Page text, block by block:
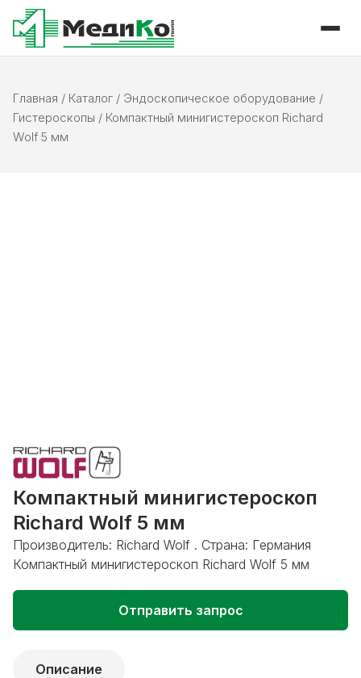
Главная / Каталог / Эндоскопическое оборудование /
Гистероскопы / Компактный минигистероскоп Richard
Wolf 5 мм
Компактный минигистероскоп
Richard Wolf 5 мм
Производитель: Richard Wolf . Страна: Германия
Компактный минигистероскоп Richard Wolf 5 мм
Отправить запрос
Описание